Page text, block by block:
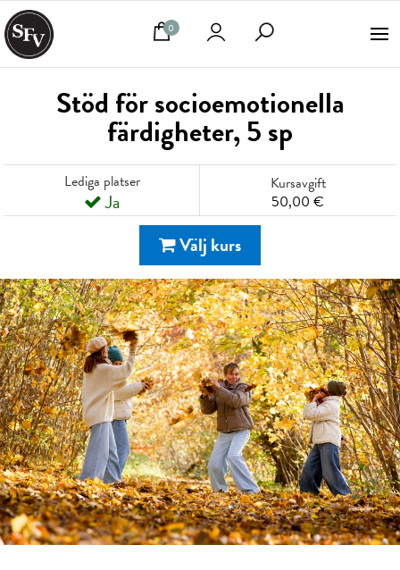
0
Stöd för socioemotionella
färdigheter, 5 sp
Lediga platser
Ja
Kursavgift
50,00 €
Välj kurs